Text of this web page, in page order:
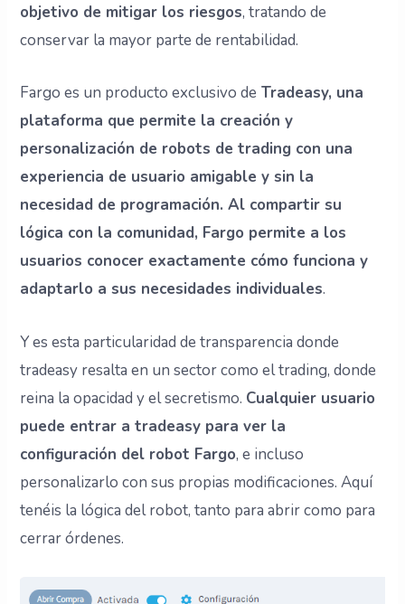
objetivo de mitigar los riesgos, tratando de
conservar la mayor parte de rentabilidad.
Fargo es un producto exclusivo de Tradeasy, una
plataforma que permite la creación y
personalización de robots de trading con una
experiencia de usuario amigable y sin la
necesidad de programación. Al compartir su
lógica con la comunidad, Fargo permite a los
usuarios conocer exactamente cómo funciona y
adaptarlo a sus necesidades individuales.
Y es esta particularidad de transparencia donde
tradeasy resalta en un sector como el trading, donde
reina la opacidad y el secretismo. Cualquier usuario
puede entrar a tradeasy para ver la
configuración del robot Fargo, e incluso
personalizarlo con sus propias modificaciones. Aquí
tenéis la lógica del robot, tanto para abrir como para
cerrar órdenes.